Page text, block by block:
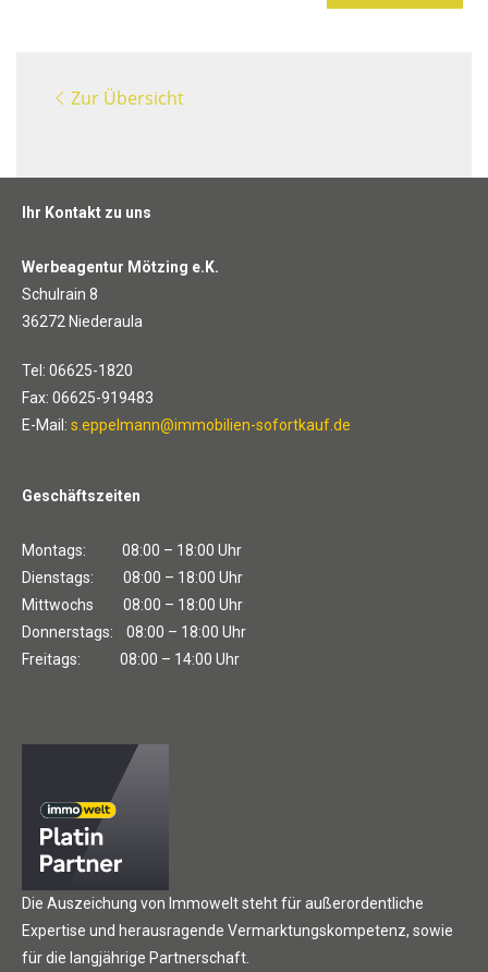
Zur Übersicht
Ihr Kontakt zu uns
Werbeagentur Mötzing e.K.
Schulrain 8
36272 Niederaula
Tel: 06625-1820
Fax: 06625-919483
E-Mail: s.eppelmann@immobilien-sofortkauf.de
Geschäftszeiten
Montags: 08:00 – 18:00 Uhr
Dienstags: 08:00 – 18:00 Uhr
Mittwochs 08:00 – 18:00 Uhr
Donnerstags: 08:00 – 18:00 Uhr
Freitags: 08:00 – 14:00 Uhr
Die Auszeichung von Immowelt steht für außerordentliche
Expertise und herausragende Vermarktungskompetenz, sowie
für die langjährige Partnerschaft.